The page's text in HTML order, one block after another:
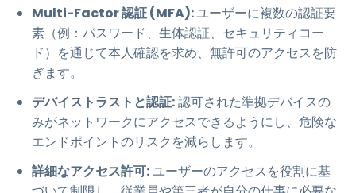
Multi-Factor 認証 (MFA):ユーザーに複数の認証要
素（例：パスワード、生体認証、セキュリティコー
ド）を通じて本人確認を求め、無許可のアクセスを防
ぎます。
デバイストラストと認証:認可された準拠デバイスの
みがネットワークにアクセスできるようにし、危険な
エンドポイントのリスクを減らします。
詳細なアクセス許可:ユーザーのアクセスを役割に基